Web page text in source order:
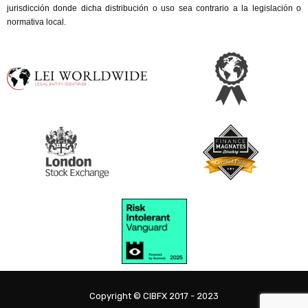
jurisdicción donde dicha distribución o uso sea contrario a la legislación o
normativa local.
Copyright © CIBFX 2017 - 2023